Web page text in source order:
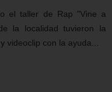
el taller de Rap "Vine a
la localidad tuvieron la
videoclip con la ayuda...